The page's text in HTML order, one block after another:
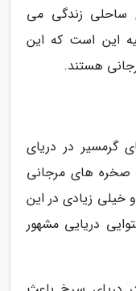
زندگی می
این است که این
هستند.
گرمسیر در دریای
های مرجانی
خیلی زیادی در این
دریایی مشهور